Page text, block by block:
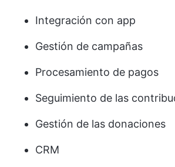
Integración con app
Gestión de campañas
Procesamiento de pagos
Seguimiento de las
Gestión de las donaciones
CRM